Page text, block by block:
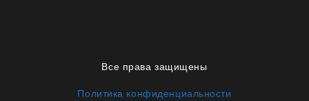
Все права защищены
Политика конфиденциальности